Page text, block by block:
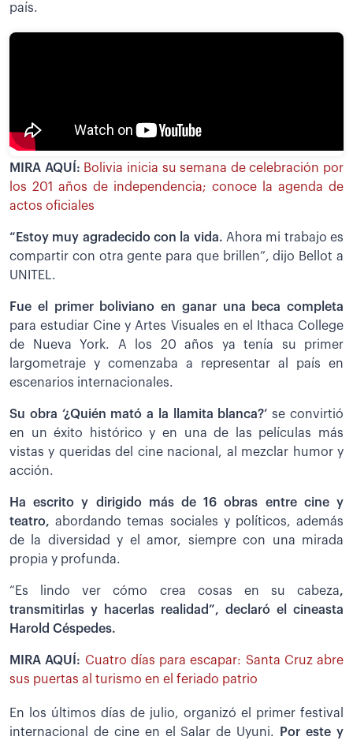
país.
MIRA AQUÍ: Bolivia inicia su semana de celebración por
los 201 años de independencia; conoce la agenda de
actos oficiales
“Estoy muy agradecido con la vida. Ahora mi trabajo es
compartir con otra gente para que brillen”, dijo Bellot a
UNITEL.
Fue el primer boliviano en ganar una beca completa
para estudiar Cine y Artes Visuales en el Ithaca College
de Nueva York. A los 20 años ya tenía su primer
largometraje y comenzaba a representar al país en
escenarios internacionales.
Su obra ‘¿Quién mató a la llamita blanca?’se convirtió
en un éxito histórico y en una de las películas más
vistas y queridas del cine nacional, al mezclar humor y
acción.
Ha escrito y dirigido más de 16 obras entre cine y
teatro, abordando temas sociales y políticos, además
de la diversidad y el amor, siempre con una mirada
propia y profunda.
“Es lindo ver cómo crea cosas en su cabeza,
transmitirlas y hacerlas realidad”, declaró el cineasta
Harold Céspedes.
MIRA AQUÍ: Cuatro días para escapar: Santa Cruz abre
sus puertas al turismo en el feriado patrio
En los últimos días de julio, organizó el primer festival
internacional de cine en el Salar de Uyuni.
Por este y